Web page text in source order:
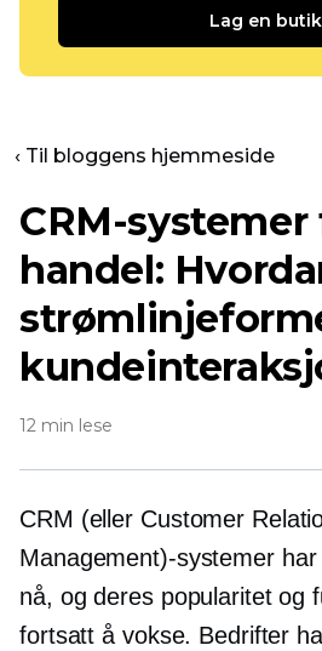
Lag en
‹ Til bloggens hjemmeside
CRM-systemer
handel:
12 min lese
CRM (eller Customer
Management)-systemer
nå, og deres popularitet og
fortsatt å vokse. Bedrifter